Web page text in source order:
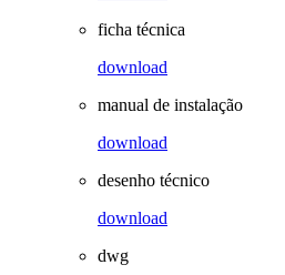
ficha técnica
download
manual de instalação
download
desenho técnico
download
dwg